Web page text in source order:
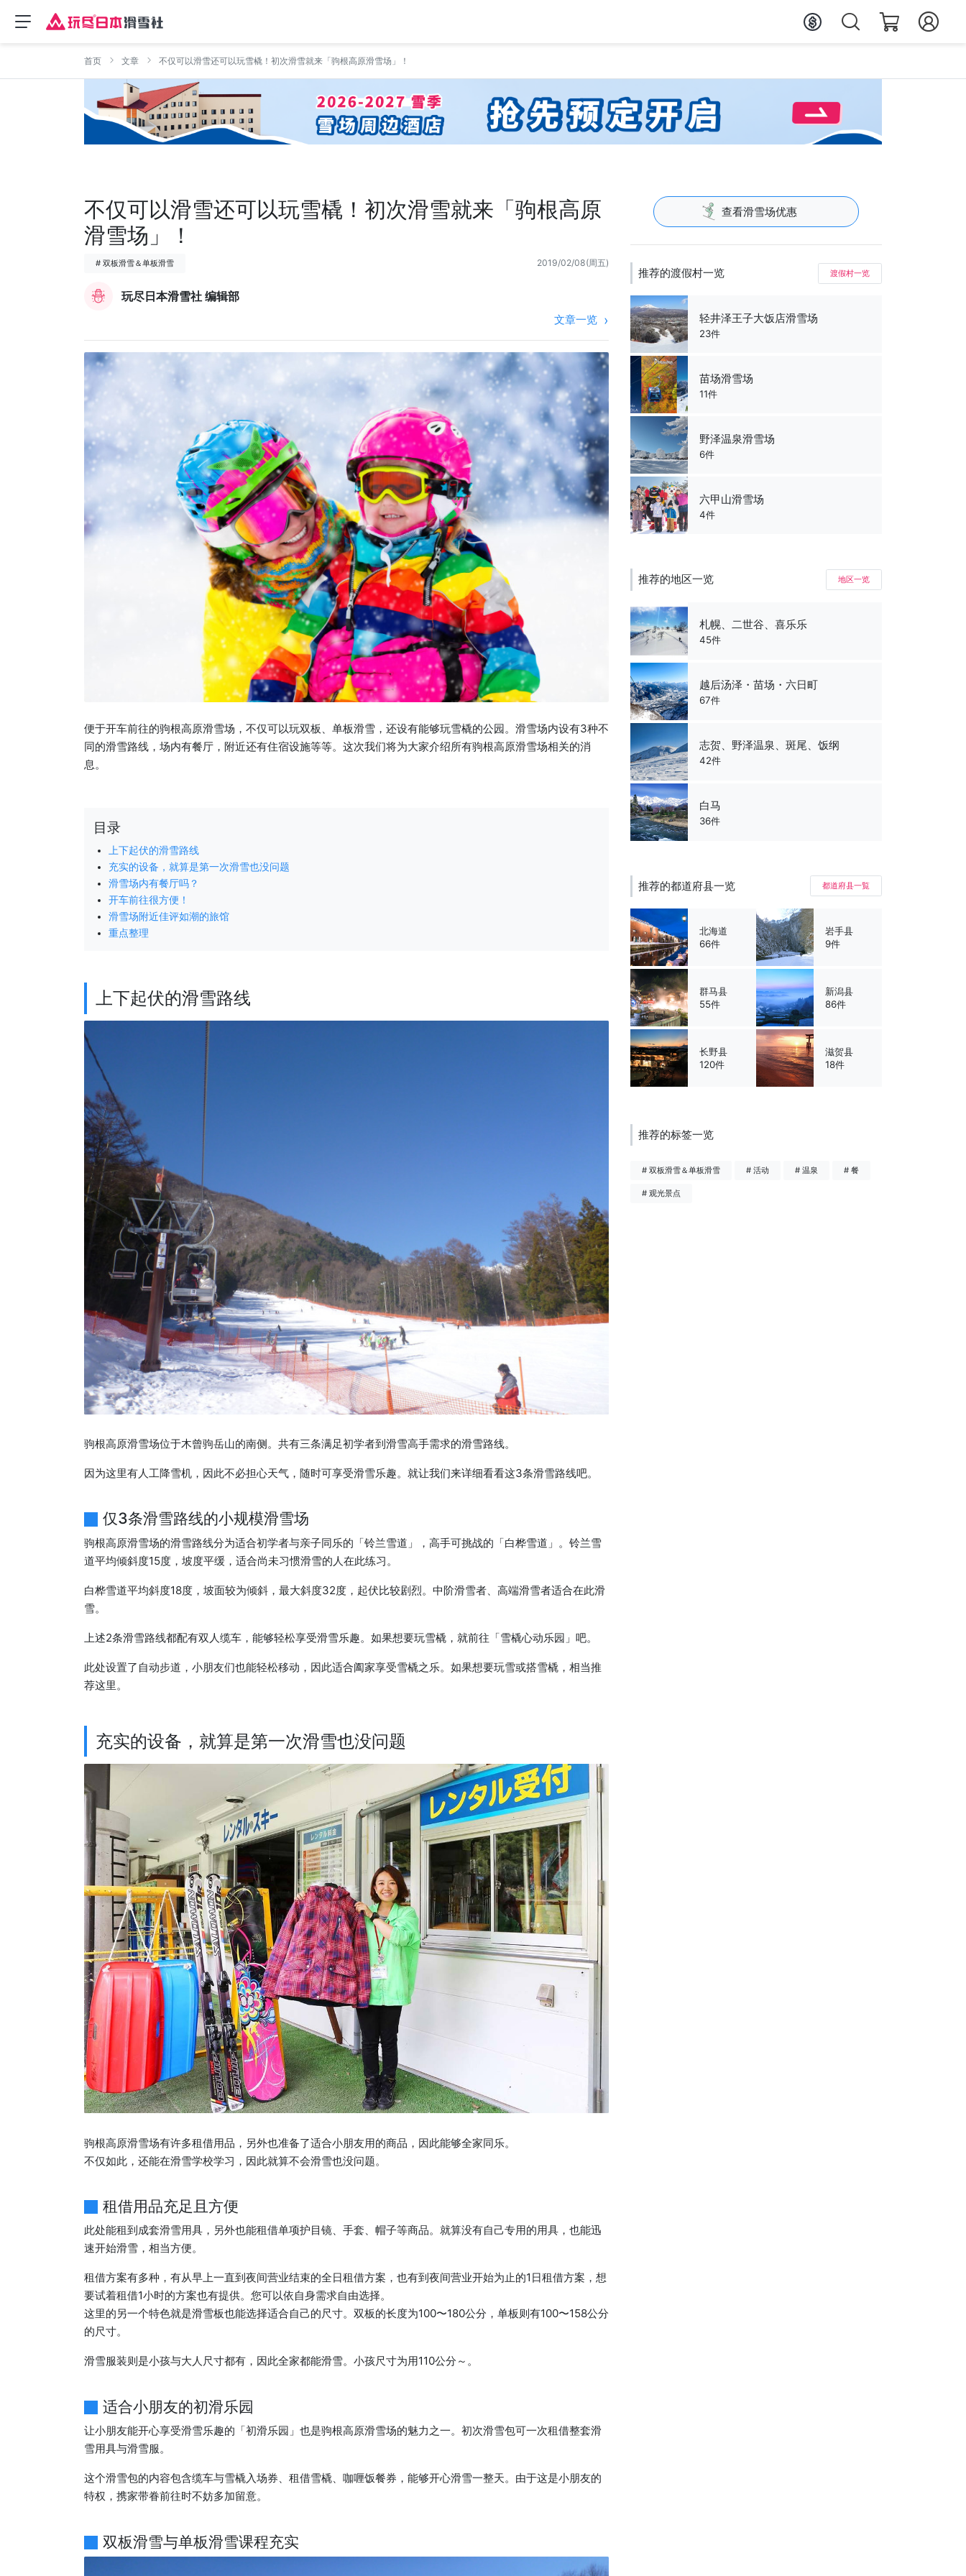
首页 文章 不仅可以滑雪还可以玩雪橇！初次滑雪就来「驹根高原滑雪场」！
不仅可以滑雪还可以玩雪橇！初次滑雪就来「驹根高原
滑雪场」！
# 双板滑雪＆单板滑雪 2019/02/08(周五)
玩尽日本滑雪社 编辑部
文章一览
便于开车前往的驹根高原滑雪场，不仅可以玩双板、单板滑雪，还设有能够玩雪橇的公园。滑雪场内设有3种不
同的滑雪路线，场内有餐厅，附近还有住宿设施等等。这次我们将为大家介绍所有驹根高原滑雪场相关的消
息。
目录
上下起伏的滑雪路线
充实的设备，就算是第一次滑雪也没问题
滑雪场内有餐厅吗？
开车前往很方便！
滑雪场附近佳评如潮的旅馆
重点整理
上下起伏的滑雪路线
驹根高原滑雪场位于木曾驹岳山的南侧。共有三条满足初学者到滑雪高手需求的滑雪路线。
因为这里有人工降雪机，因此不必担心天气，随时可享受滑雪乐趣。就让我们来详细看看这3条滑雪路线吧。
仅3条滑雪路线的小规模滑雪场
驹根高原滑雪场的滑雪路线分为适合初学者与亲子同乐的「铃兰雪道」，高手可挑战的「白桦雪道」。铃兰雪
道平均倾斜度15度，坡度平缓，适合尚未习惯滑雪的人在此练习。
白桦雪道平均斜度18度，坡面较为倾斜，最大斜度32度，起伏比较剧烈。中阶滑雪者、高端滑雪者适合在此滑
雪。
上述2条滑雪路线都配有双人缆车，能够轻松享受滑雪乐趣。如果想要玩雪橇，就前往「雪橇心动乐园」吧。
此处设置了自动步道，小朋友们也能轻松移动，因此适合阖家享受雪橇之乐。如果想要玩雪或搭雪橇，相当推
荐这里。
充实的设备，就算是第一次滑雪也没问题
驹根高原滑雪场有许多租借用品，另外也准备了适合小朋友用的商品，因此能够全家同乐。
不仅如此，还能在滑雪学校学习，因此就算不会滑雪也没问题。
租借用品充足且方便
此处能租到成套滑雪用具，另外也能租借单项护目镜、手套、帽子等商品。就算没有自己专用的用具，也能迅
速开始滑雪，相当方便。
租借方案有多种，有从早上一直到夜间营业结束的全日租借方案，也有到夜间营业开始为止的1日租借方案，想
要试着租借1小时的方案也有提供。您可以依自身需求自由选择。
这里的另一个特色就是滑雪板也能选择适合自己的尺寸。双板的长度为100〜180公分，单板则有100〜158公分
的尺寸。
滑雪服装则是小孩与大人尺寸都有，因此全家都能滑雪。小孩尺寸为用110公分～。
适合小朋友的初滑乐园
让小朋友能开心享受滑雪乐趣的「初滑乐园」也是驹根高原滑雪场的魅力之一。初次滑雪包可一次租借整套滑
雪用具与滑雪服。
这个滑雪包的内容包含缆车与雪橇入场券、租借雪橇、咖喱饭餐券，能够开心滑雪一整天。由于这是小朋友的
特权，携家带眷前往时不妨多加留意。
双板滑雪与单板滑雪课程充实
查看滑雪场优惠
推荐的渡假村一览 渡假村一览
轻井泽王子大饭店滑雪场
23件
苗场滑雪场
11件
野泽温泉滑雪场
6件
六甲山滑雪场
4件
推荐的地区一览 地区一览
札幌、二世谷、喜乐乐
45件
越后汤泽・苗场・六日町
67件
志贺、野泽温泉、斑尾、饭纲
42件
白马
36件
推荐的都道府县一览 都道府县一覧
北海道
66件
岩手县
9件
群马县
55件
新潟县
86件
长野县
120件
滋贺县
18件
推荐的标签一览
# 双板滑雪＆单板滑雪 # 活动 # 温泉 # 餐
# 观光景点